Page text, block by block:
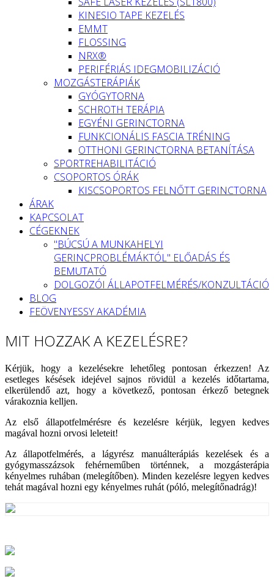
KINESIO TAPE KEZELÉS
EMMT
FLOSSING
NRX®
PERIFÉRIÁS IDEGMOBILIZÁCIÓ
MOZGÁSTERÁPIÁK
GYÓGYTORNA
SCHROTH TERÁPIA
EGYÉNI GERINCTORNA
FUNKCIONÁLIS FASCIA TRÉNING
OTTHONI GERINCTORNA BETANÍTÁSA
SPORTREHABILITÁCIÓ
CSOPORTOS ÓRÁK
KISCSOPORTOS FELNŐTT GERINCTORNA
ÁRAK
KAPCSOLAT
CÉGEKNEK
"BÚCSÚ A MUNKAHELYI
GERINCPROBLÉMÁKTÓL" ELŐADÁS ÉS
BEMUTATÓ
DOLGOZÓI ÁLLAPOTFELMÉRÉS/KONZULTÁCIÓ
BLOG
FEÖVENYESSY AKADÉMIA
MIT HOZZAK A KEZELÉSRE?
Kérjük, hogy a kezelésekre lehetőleg pontosan érkezzen! Az
esetleges késések idejével sajnos rövidül a kezelés időtartama,
elkerülendő azt, hogy a következő, pontosan érkező betegnek
várakoznia kelljen.
Az első állapotfelmérésre és kezelésre kérjük, legyen kedves
magával hozni orvosi leleteit!
Az állapotfelmérés, a lágyrész manuálterápiás kezelések és a
gyógymasszázsok fehérneműben történnek, a mozgásterápia
kényelmes ruhában (melegítőben). Minden kezelésre legyen kedves
tehát magával hozni egy kényelmes ruhát (póló, melegítőnadrág)!